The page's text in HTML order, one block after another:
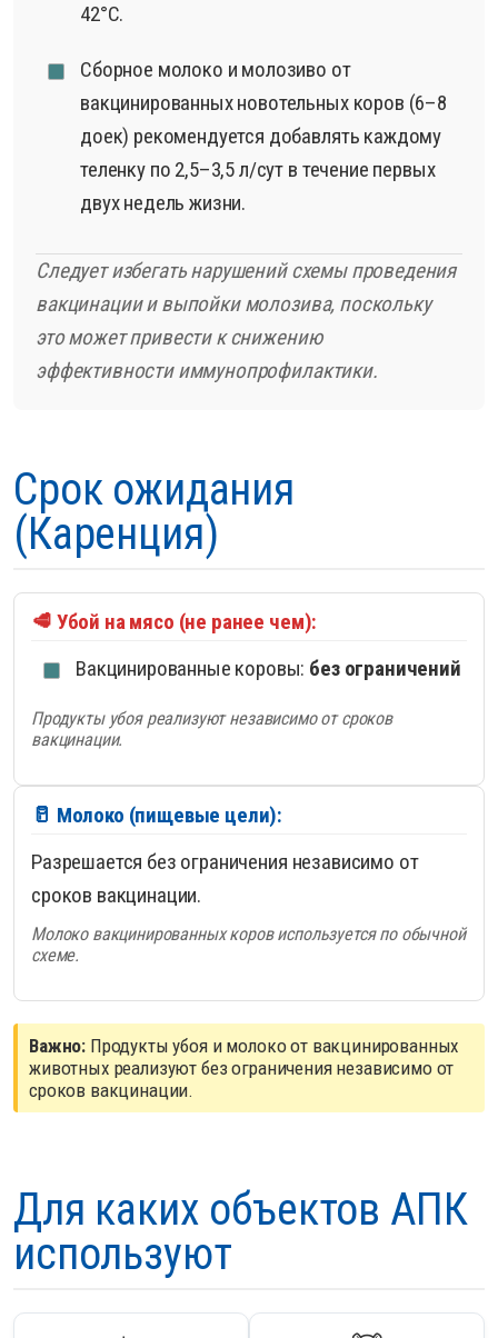
42°С.
Сборное молоко и молозиво от
вакцинированных новотельных коров (6–8
доек) рекомендуется добавлять каждому
теленку по 2,5–3,5 л/сут в течение первых
двух недель жизни.
Следует избегать нарушений схемы проведения
вакцинации и выпойки молозива, поскольку
это может привести к снижению
эффективности иммунопрофилактики.
Срок ожидания
(Каренция)
🥩 Убой на мясо (не ранее чем):
Вакцинированные коровы: без ограничений
Продукты убоя реализуют независимо от сроков
вакцинации.
🥛 Молоко (пищевые цели):
Разрешается без ограничения независимо от
сроков вакцинации.
Молоко вакцинированных коров используется по обычной
схеме.
Важно: Продукты убоя и молоко от вакцинированных
животных реализуют без ограничения независимо от
сроков вакцинации.
Для каких объектов АПК
используют